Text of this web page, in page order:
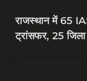
राजस्थान में 65
ट्रांसफर, 25